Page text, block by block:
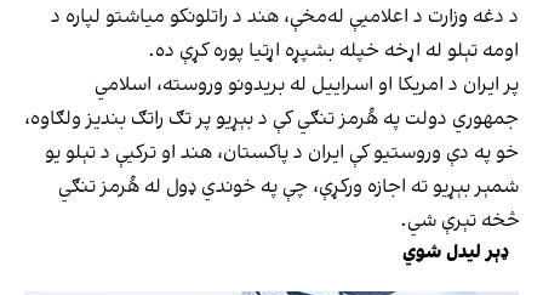
د دغه وزارت د اعلامیې له‌مخې، هند د راتلونکو میاشتو لپاره د
اومه تېلو له اړخه خپله بشپړه اړتیا پوره کړې ده.
پر ایران د امریکا او اسراییل له بریدونو وروسته، اسلامي
جمهوري دولت په هُرمز تنګي کې د بېړیو پر تګ راتګ بندیز ولګاوه،
خو په دې وروستیو کې ایران د پاکستان، هند او ترکیې د تېلو یو
شمېر بېړیو ته اجازه ورکړې، چې په خوندي ډول له هُرمز تنګي
څخه تېرې شي.
ډېر لیدل شوي